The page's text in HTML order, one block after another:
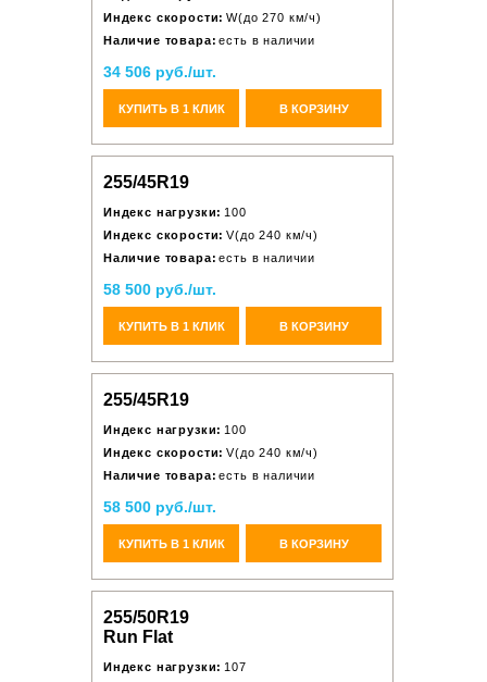
Индекс скорости: W(до 270 км/ч)
Наличие товара: есть в наличии
34 506 руб./шт.
КУПИТЬ В 1 КЛИК В КОРЗИНУ
255/45R19
Индекс нагрузки: 100
Индекс скорости: V(до 240 км/ч)
Наличие товара: есть в наличии
58 500 руб./шт.
КУПИТЬ В 1 КЛИК В КОРЗИНУ
255/45R19
Индекс нагрузки: 100
Индекс скорости: V(до 240 км/ч)
Наличие товара: есть в наличии
58 500 руб./шт.
КУПИТЬ В 1 КЛИК В КОРЗИНУ
255/50R19
Run Flat
Индекс нагрузки: 107